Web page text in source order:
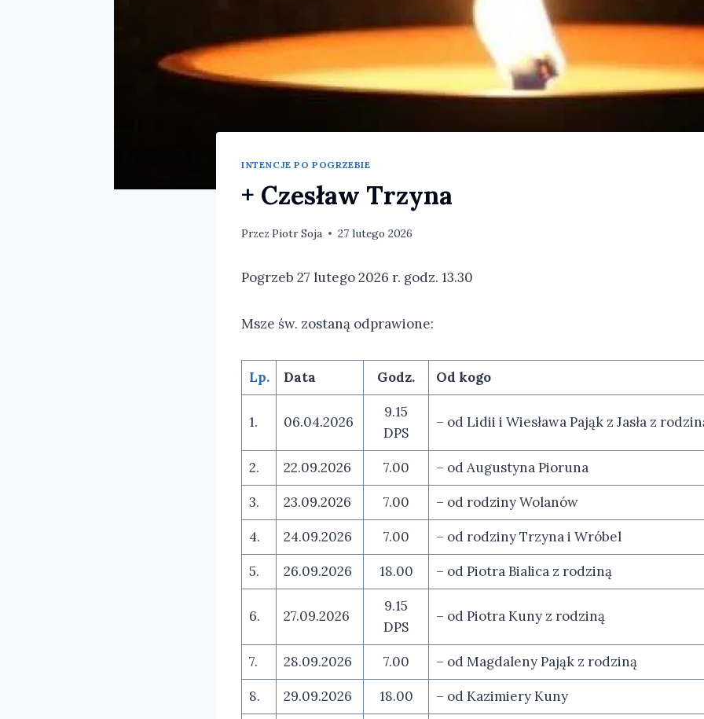
INTENCJE PO POGRZEBIE
+ Czesław Trzyna
Przez Piotr Soja 27 lutego 2026
Pogrzeb 27 lutego 2026 r. godz. 13.30
Msze św. zostaną odprawione:
Lp. Data Godz. Od kogo
1. 06.04.2026
9.15
DPS
– od Lidii i Wiesława Pająk z Jasła z
2. 22.09.2026 7.00
– od Augustyna Pioruna
3.
23.09.2026 7.00
– od rodziny Wolanów
4.
24.09.2026 7.00
– od rodziny Trzyna i Wróbel
5.
26.09.2026 18.00 – od Piotra Bialica z rodziną
6. 27.09.2026
9.15
DPS
– od Piotra Kuny z rodziną
7. 28.09.2026 7.00
– od Magdaleny Pająk z rodziną
8.
29.09.2026 18.00
– od Kazimiery Kuny